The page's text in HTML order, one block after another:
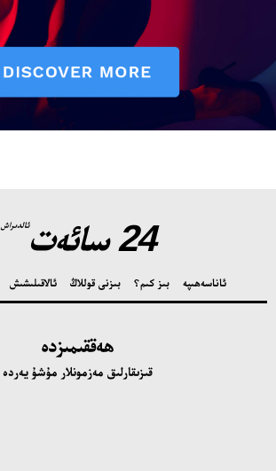
24 سائەت ئالدىراش
ئاناسەھىپە بىز كىم؟ بىزنى قوللاڭ ئالاقىلىشىش
ھەققىمىزدە
قىزىقارلىق مەزمونلار مۇشۇ يەردە